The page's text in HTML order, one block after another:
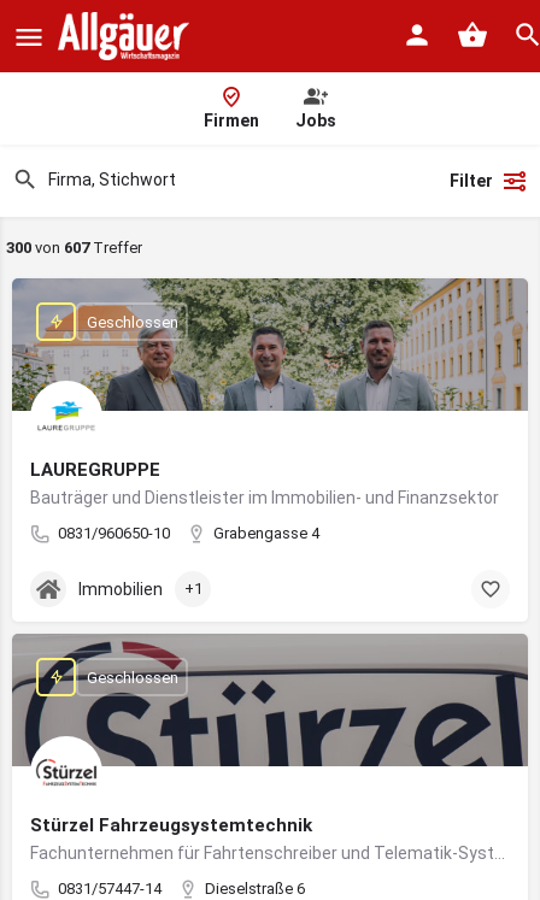
Firmen Jobs
Filter
300 von 607Treffer
LAUREGRUPPE
Bauträger und Dienstleister im Immobilien- und Finanzsektor
0831/960650-10 Grabengasse 4
Geschlossen
Immobilien +1
Stürzel Fahrzeugsystemtechnik
0831/57447-14 Dieselstraße 6
Geschlossen